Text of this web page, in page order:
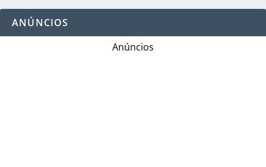
ANÚNCIOS
Anúncios